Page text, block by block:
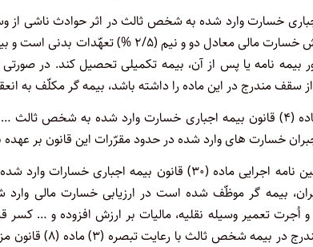
بیمه موضوع این قانون در بخش خسارت مالی
بیمه نامه یا پس از آن، بیمه تکمیلی تحصیل کند. در
مندرج در این ماده را داشته باشد، بیمه گر مکلّف به
۳- همچنین برابر بند (الف) ماده (۴) قانون بیمه اجباری خسارت وارد
خسارت های وارد شده در حدود مقرّرات این قانون بر
۴- مطابق ماده (۷) اصلاحی آیین نامه اجرایی ماده (۳۰)
۳/۲۰ هیات وزیران، بیمه گر موظّف شده است در ارزیابی خسارت مالی
اُجرت تعمیر وسیله نقلیه، مالیات بر ارزش افزوده و …